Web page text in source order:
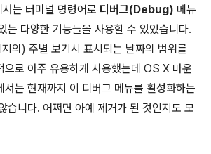
는 터미널 명령어로 디버그(Debug) 메뉴
는 다양한 기능들을 사용할 수 있었습니다.
의) 주별 보기시 표시되는 날짜의 범위를
으로 아주 유용하게 사용했는데 OS X 마운
서는 현재까지 이 디버그 메뉴를 활성화하는
습니다. 어쩌면 아예 제거가 된 것인지도 모